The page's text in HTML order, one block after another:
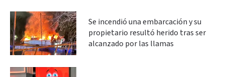
Se incendió una embarcación y su
propietario resultó herido tras ser
alcanzado por las llamas